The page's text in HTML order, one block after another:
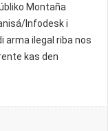
Montaña
Infodesk i
arma ilegal riba nos
kas den